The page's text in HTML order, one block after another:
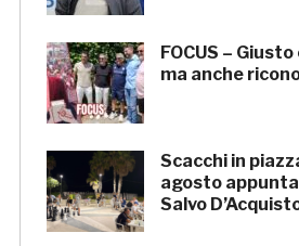
FOCUS –
ma anche
Scacchi in
agosto
Salvo